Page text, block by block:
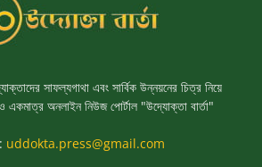
সাফল্যগাথা এবং সার্বিক উন্নয়নের চিত্র নিয়ে
ও একমাত্র অনলাইন নিউজ পোর্টাল "উদ্যোক্তা বার্তা"
uddokta.press@gmail.com